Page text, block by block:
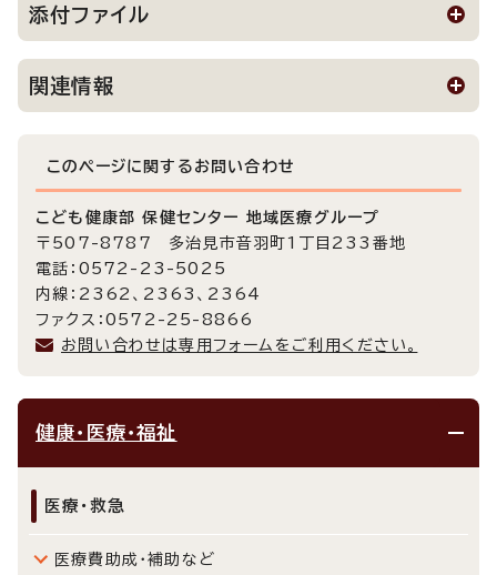
添付ファイル
関連情報
このページに関する お問い合わせ
こども健康部 保健センター 地域医療グループ
〒507-8787 多治見市音羽町1丁目233番地
電話：0572-23-5025
内線：2362、2363、2364
ファクス：0572-25-8866
お問い合わせは専用フォームをご利用ください。
健康・医療・福祉
医療・救急
医療費助成・補助など